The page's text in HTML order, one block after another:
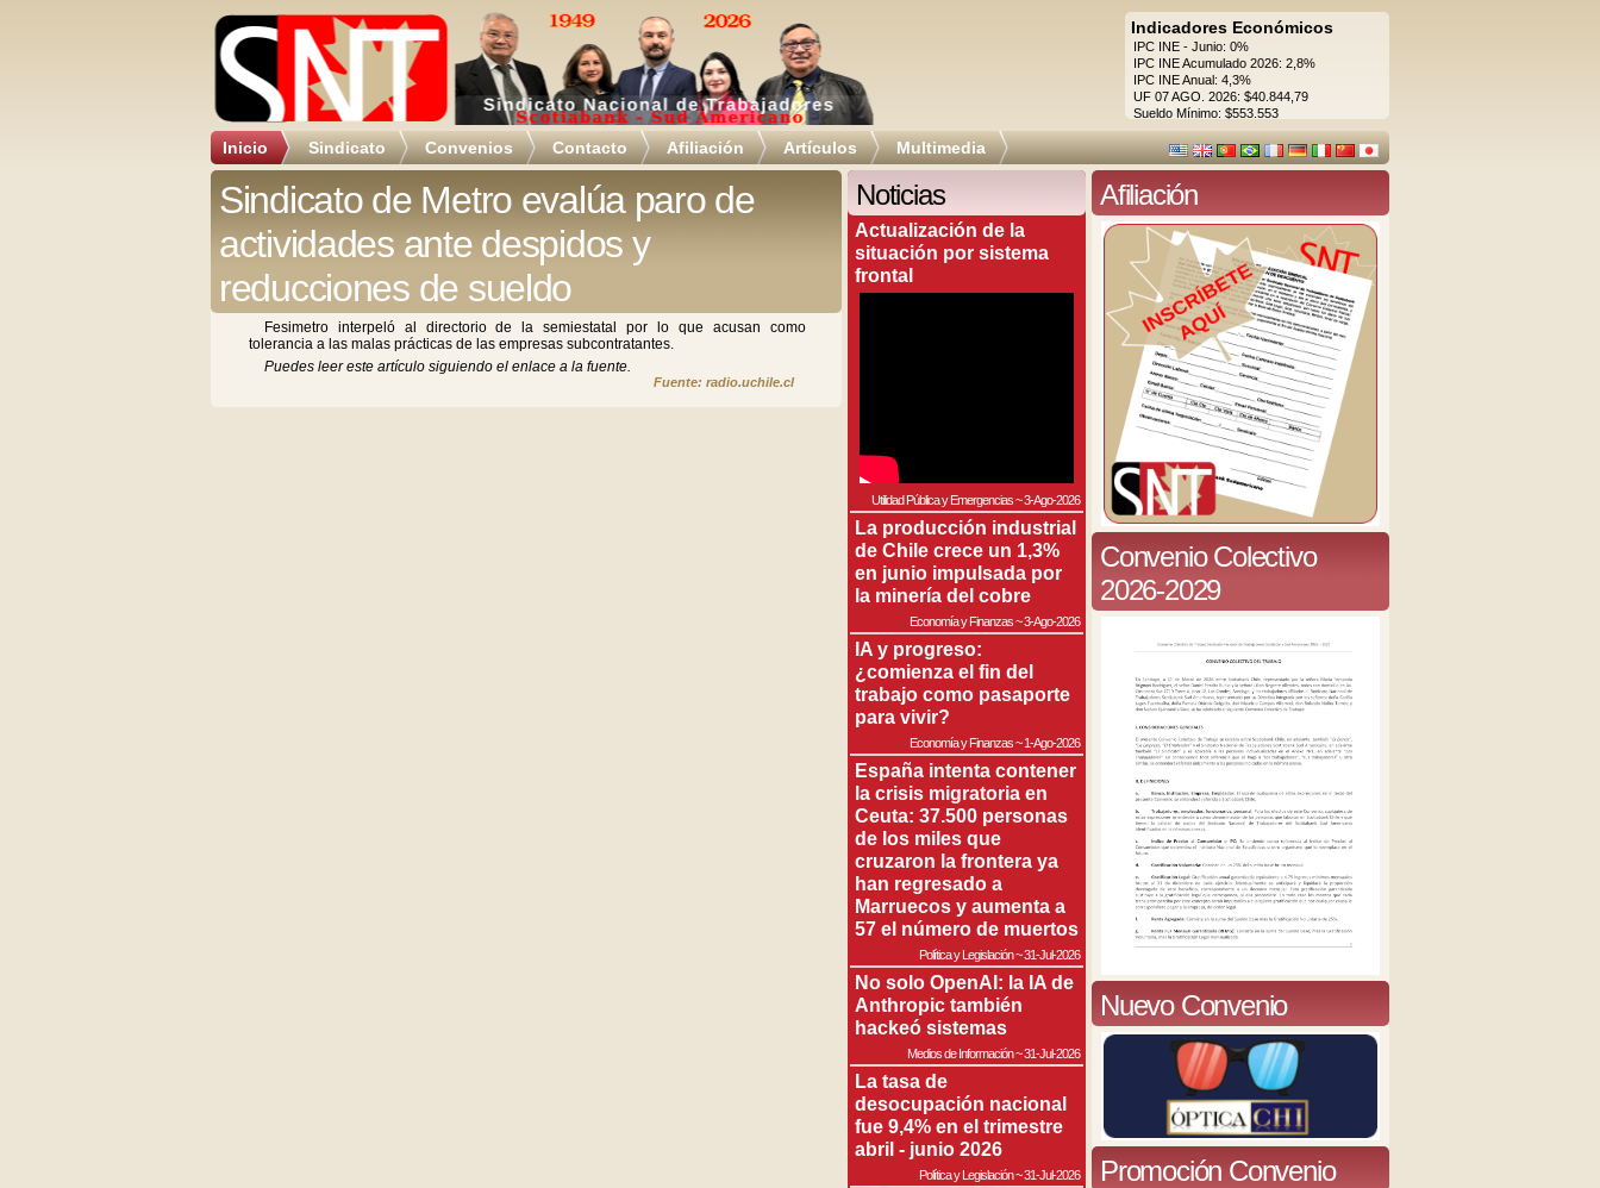
Indicadores Económicos
IPC INE - Junio: 0%
IPC INE Acumulado 2026: 2,8%
IPC INE Anual: 4,3%
UF 07 AGO. 2026: $40.844,79
Sueldo Mínimo: $553.553
Inicio Sindicato Convenios Contacto Afiliación Artículos Multimedia
Sindicato de Metro evalúa paro de
actividades ante despidos y
reducciones de sueldo
Fesimetro interpeló al directorio de la semiestatal por lo que acusan como
tolerancia a las malas prácticas de las empresas subcontratantes.
Puedes leer este artículo siguiendo el enlace a la fuente.
Fuente: radio.uchile.cl
Noticias
Actualización de la
situación por sistema
frontal
Utilidad Pública y Emergencias~3-Ago-2026
La producción industrial
de Chile crece un 1,3%
en junio impulsada por
la minería del cobre
Economía y Finanzas~3-Ago-2026
IA y progreso:
¿comienza el fin del
trabajo como pasaporte
para vivir?
Economía y Finanzas~1-Ago-2026
España intenta contener
la crisis migratoria en
Ceuta: 37.500 personas
de los miles que
cruzaron la frontera ya
han regresado a
Marruecos y aumenta a
57 el número de muertos
Política y Legislación~31-Jul-2026
No solo OpenAI: la IA de
Anthropic también
hackeó sistemas
Medios de Información~31-Jul-2026
La tasa de
desocupación nacional
fue 9,4% en el trimestre
abril - junio 2026
Política y Legislación~31-Jul-2026
Afiliación
Convenio Colectivo
2026-2029
Nuevo Convenio
Promoción Convenio